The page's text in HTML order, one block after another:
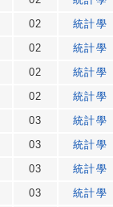
02
統計學
02
統計學
02
統計學
02
統計學
03
統計學
03
統計學
03
統計學
03
統計學